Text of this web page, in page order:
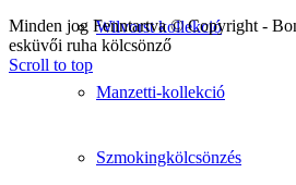
Wilvorst kollekció
Manzetti-kollekció
Szmokingkölcsönzés
Minden jog Fenntartva © Copyright -
esküvői ruha kölcsönző
Scroll to top